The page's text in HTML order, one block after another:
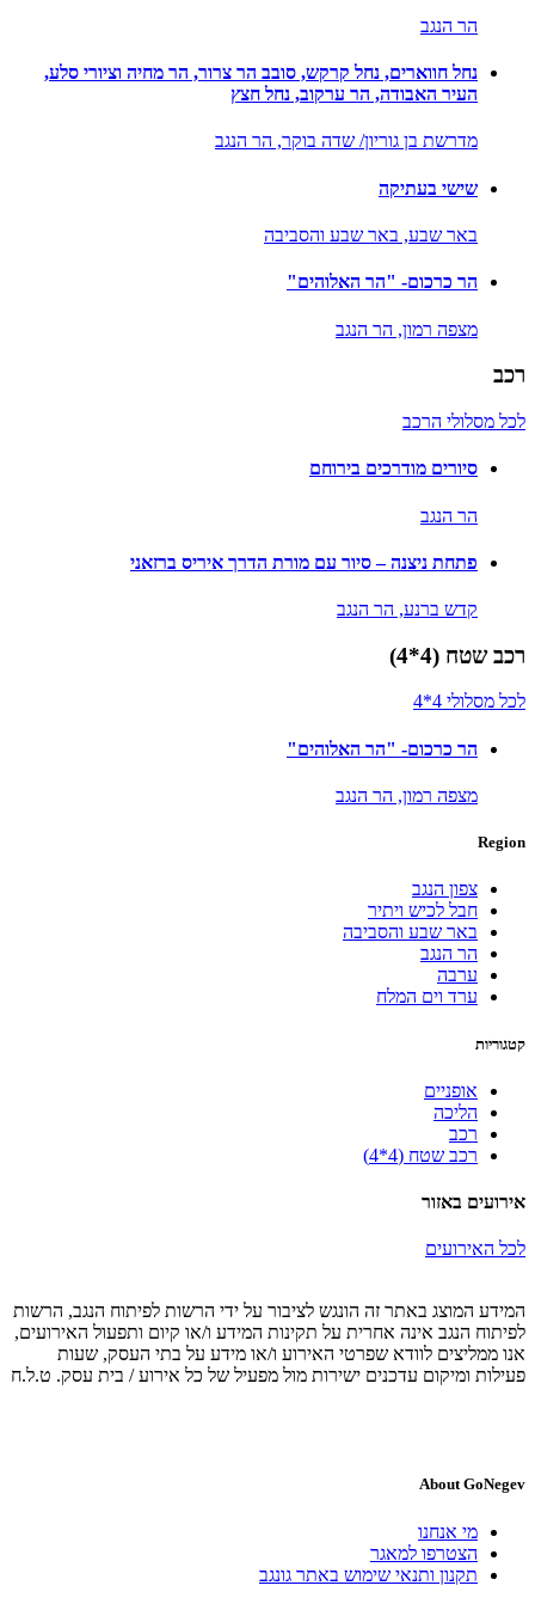
הר הנגב
נחל חווארים, נחל קרקש, סובב הר צרור, הר מחיה וציורי סלע,
העיר האבודה, הר ערקוב, נחל חצץ
מדרשת בן גוריון/ שדה בוקר, הר הנגב
שישי בעתיקה
באר שבע, באר שבע והסביבה
הר כרכום- "הר האלוהים"
מצפה רמון, הר הנגב
רכב
לכל מסלולי הרכב
סיורים מודרכים בירוחם
הר הנגב
פתחת ניצנה – סיור עם מורת הדרך איריס ברזאני
קדש ברנע, הר הנגב
רכב שטח (4*4)
לכל מסלולי 4*4
הר כרכום- "הר האלוהים"
מצפה רמון, הר הנגב
Region
צפון הנגב
חבל לכיש ויתיר
באר שבע והסביבה
הר הנגב
ערבה
ערד וים המלח
קטגוריות
אופניים
הליכה
רכב
רכב שטח (4*4)
אירועים באזור
לכל האירועים
המידע המוצג באתר זה הונגש לציבור על ידי הרשות לפיתוח הנגב, הרשות
לפיתוח הנגב אינה אחרית על תקינות המידע ו/או קיום ותפעול האירועים,
אנו ממליצים לוודא שפרטי האירוע ו/או מידע על בתי העסק, שעות
פעילות ומיקום עדכנים ישירות מול מפעיל של כל אירוע / בית עסק. ט.ל.ח
About GoNegev
מי אנחנו
הצטרפו למאגר
תקנון ותנאי שימוש באתר גונגב